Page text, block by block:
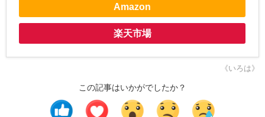
Amazon
楽天市場
《いろは》
この記事はいかがでしたか？